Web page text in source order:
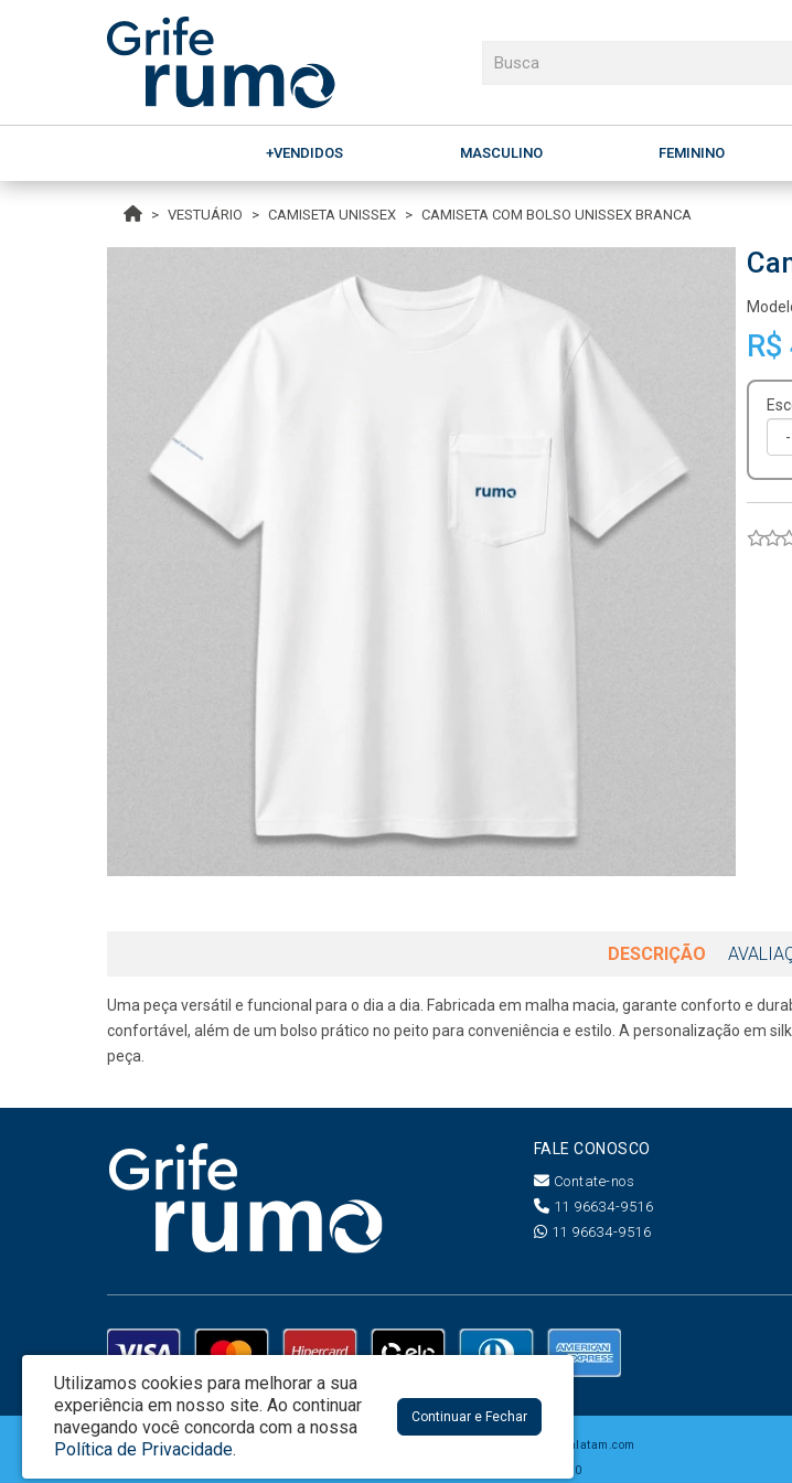
+VENDIDOS MASCULINO FEMININO
VESTUÁRIO CAMISETA UNISSEX CAMISETA COM BOLSO UNISSEX BRANCA
R$
DESCRIÇÃO
Uma peça versátil e funcional para o dia a dia. Fabricada em malha macia, garante conforto e
confortável, além de um bolso prático no peito para conveniência e estilo. A personalização em
peça.
FALE CONOSCO
Contate-nos
11 96634-9516
11 96634-9516
Creata Brasil Serviços de Marketing Ltda - CNPJ: 01.625.223/0001-07 -
www.creatalatam.com
Alameda Grajaú 60, 3o. Andar Conj.304 – Alphaville - Barueri / SP - CEP: 06454-050
Utilizamos cookies para melhorar a sua
experiência em nosso site. Ao continuar
navegando você concorda com a nossa
Política de Privacidade.
Continuar e Fechar